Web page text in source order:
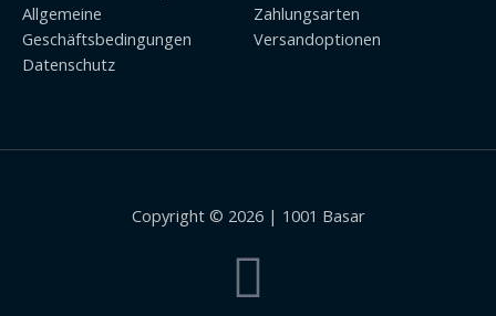
Allgemeine
Geschäftsbedingungen
Datenschutz
Zahlungsarten
Versandoptionen
Copyright © 2026 | 1001 Basar